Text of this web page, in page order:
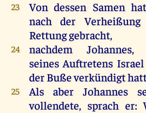
23 Von dessen Samen hat
nach der Verheißung
Rettunggebracht,
24 nachdem Johannes
seinesAuftretens Israel
derBußeverkündigt
25 Als aber Johannes
vollendete, sprach er: